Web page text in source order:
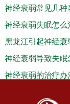
神经衰弱常见几种
神经衰弱失眠怎么
黑龙江引起神经
神经衰弱导致失眠
神经衰弱的治疗办